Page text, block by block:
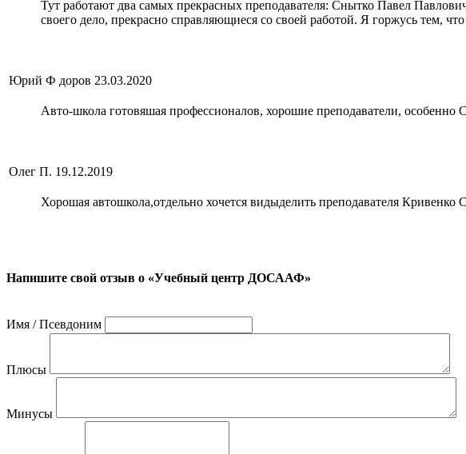
Тут работают два самых прекрасных преподавателя: Снытко Павел
своего дело, прекрасно справляющиеся со своей работой. Я горжусь тем,
Юрий Ф доров 23.03.2020
Авто-школа готовяшая профессионалов, хорошие преподаватели,
Олег П. 19.12.2019
Хорошая автошкола,отдельно хочется видыделить преподавателя
Напишите свой отзыв о «Учебный центр ДОСААФ»
Имя / Псевдоним
Плюсы
Минусы